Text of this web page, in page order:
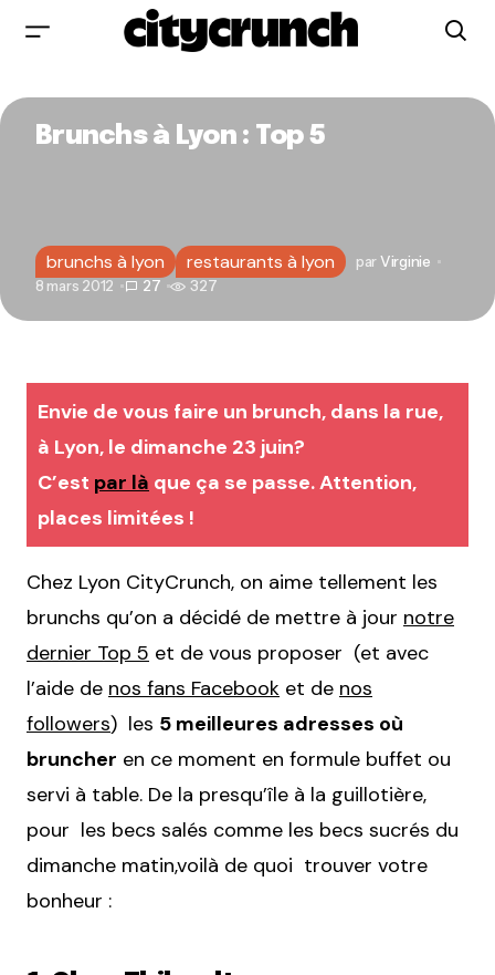
Brunchs à Lyon : Top 5
brunchs à lyon restaurants à lyon parVirginie
8 mars 2012
27 327
Envie de vous faire un brunch, dans la rue,
à Lyon, le dimanche 23 juin?
C’est par là que ça se passe. Attention,
places limitées !
Chez Lyon CityCrunch, on aime tellement les
brunchs qu’on a décidé de mettre à jour notre
dernier Top 5 et de vous proposer (et avec
l’aide de nos fans Facebook et de nos
followers) les 5 meilleures adresses où
bruncher en ce moment en formule buffet ou
servi à table. De la presqu’île à la guillotière,
pour les becs salés comme les becs sucrés du
dimanche matin,voilà de quoi trouver votre
bonheur :